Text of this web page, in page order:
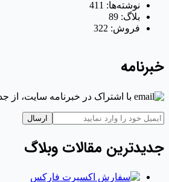
نوشته‌ها: 411
بلاگ: 89
فروش: 322
خبرنامه
با اشتراک در خبرنامه سایت، از
ارسال
جدیدترین مقالات وبلاگ